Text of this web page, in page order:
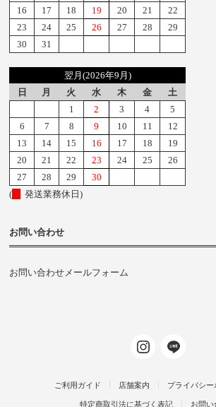
16
17 18 19 20 21
22
23
24 25 26 27 28
29
30
31
翌月(2026年9月)
日
月 火 水 木 金
土
1
2 3 4
5
6
7 8 9 10 11
12
13
14 15 16 17 18
19
20
21 22 23 24 25
26
27
28 29
30
(
発送業務休日)
お問い合わせ
お問い合わせメールフォーム
ご利用ガイド 店舗案内 プライバシー
特定商取引法に基づく表記 お問い